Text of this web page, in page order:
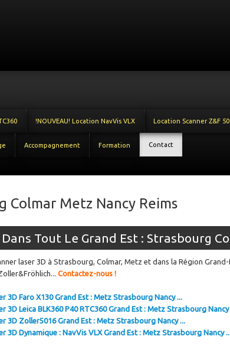
!NOUVEAU! Location NavVis VLX Location Scanner Z&F
Accompagnement Formation Contact
Colmar Metz Nancy Reims
Tout Le Grand Est : Strasbourg
laser 3D à Strasbourg, Colmar, Metz et dans la Région
Contactez-nous !
3D Faro X130 Grand Est : Metz Strasbourg Nancy ...
3D Leica BLK360 P40 RTC360 Grand Est : Metz Strasbourg Nancy
3D Zoller5016 Grand Est : Metz Strasbourg Nancy ...
3D Dynamique : NavVis VLX Grand Est : Metz Strasbourg Nancy